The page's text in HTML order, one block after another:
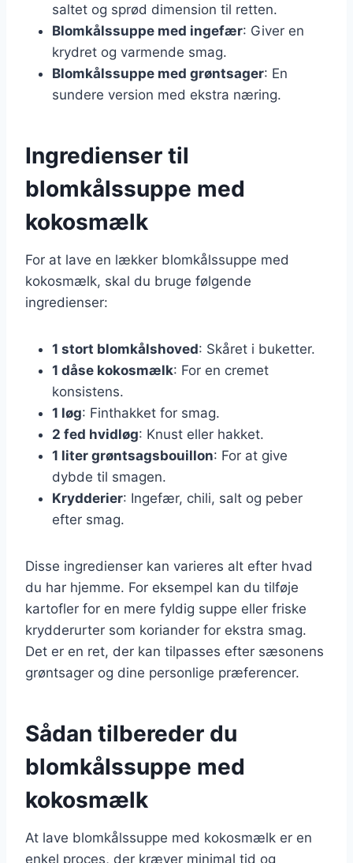
saltet og sprød dimension til retten.
Blomkålssuppe med ingefær: Giver en
krydret og varmende smag.
Blomkålssuppe med grøntsager: En
sundere version med ekstra næring.
Ingredienser til
blomkålssuppe med
kokosmælk
For at lave en lækker blomkålssuppe med
kokosmælk, skal du bruge følgende
ingredienser:
1 stort blomkålshoved: Skåret i buketter.
1 dåse kokosmælk: For en cremet
konsistens.
1 løg: Finthakket for smag.
2 fed hvidløg: Knust eller hakket.
1 liter grøntsagsbouillon: For at give
dybde til smagen.
Krydderier: Ingefær, chili, salt og peber
efter smag.
Disse ingredienser kan varieres alt efter hvad
du har hjemme. For eksempel kan du tilføje
kartofler for en mere fyldig suppe eller friske
krydderurter som koriander for ekstra smag.
Det er en ret, der kan tilpasses efter sæsonens
grøntsager og dine personlige præferencer.
Sådan tilbereder du
blomkålssuppe med
kokosmælk
At lave blomkålssuppe med kokosmælk er en
enkel proces, der kræver minimal tid og